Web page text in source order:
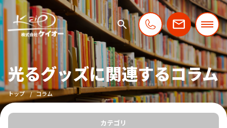
光るグッズに関連するコラム
トップ コラム
カテゴリ